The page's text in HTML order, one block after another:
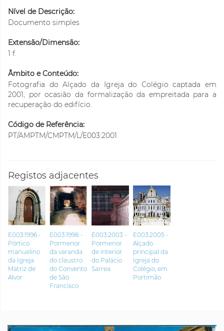
Nível de Descrição:
Documento simples
Extensão/Dimensão:
1 f.
Âmbito e Conteúdo:
Fotografia do Alçado da Igreja do Colégio captada em
2001, por ocasião da formalização da empreitada para a
recuperação do edifício.
Código de Referência:
PT/AMPTM/CMPTM/L/E003:2001
Registos adjacentes
E003:1996 -
Pórtico
manuelino
da Igreja
Matriz de
Alvor
E003:1998 -
Pormenor
da varanda
do claustro
do Convento
de São
Francisco
E003:2003 -
Pormenor
de interior
do Palácio
Sarrea
E003:2005 -
Alçado
principal da
Igreja do
Colégio, em
Portimão